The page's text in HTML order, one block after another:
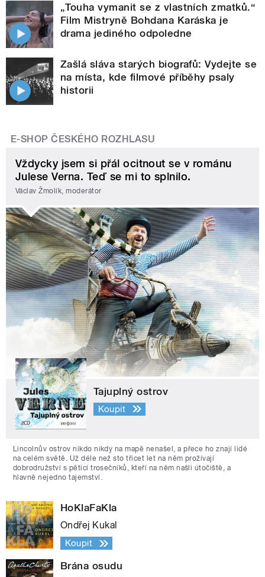
„Touha vymanit se z vlastních zmatků.“
Film Mistryně Bohdana Karáska je
drama jediného odpoledne
Zašlá sláva starých biografů: Vydejte se
na místa, kde filmové příběhy psaly
historii
E-SHOP ČESKÉHO ROZHLASU
Vždycky jsem si přál ocitnout se v románu
Julese Verna. Teď se mi to splnilo.
Václav Žmolík, moderátor
Tajuplný ostrov
Koupit
Lincolnův ostrov nikdo nikdy na mapě nenašel, a přece ho znají lidé
na celém světě. Už déle než sto třicet let na něm prožívají
dobrodružství s pěticí trosečníků, kteří na něm našli útočiště, a
hlavně nejedno tajemství.
HoKlaFaKla
Ondřej Kukal
Koupit
Brána osudu